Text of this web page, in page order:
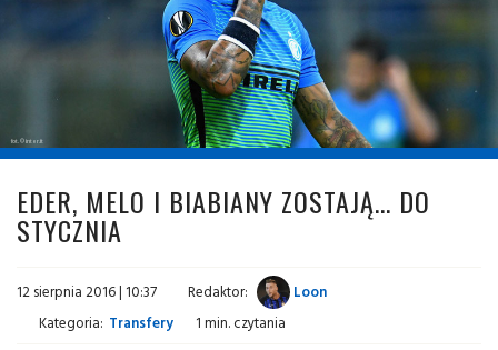
fot. © inter.it
EDER, MELO I BIABIANY ZOSTAJĄ... DO
STYCZNIA
12 sierpnia 2016 | 10:37 Redaktor:
Loon
Kategoria: Transfery 1 min. czytania